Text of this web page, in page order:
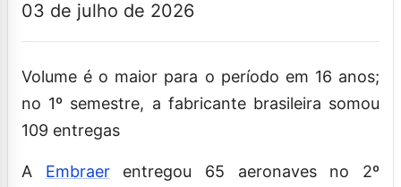
03 de julho de 2026
Volume é o maior para o período em 16 anos;
no 1º semestre, a fabricante brasileira somou
109 entregas
A Embraerentregou 65 aeronaves no 2º